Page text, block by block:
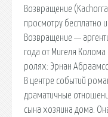
Возвращение
просмотру бесплатно
Возвращение —
года от Мигеля
ролях: Эрнан
В центре событий
драматичные
сына хозяина дома.